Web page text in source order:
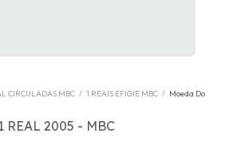
CIRCULADAS MBC / 1 REAIS EFIGIE MBC / Moeda Do
REAL 2005 - MBC